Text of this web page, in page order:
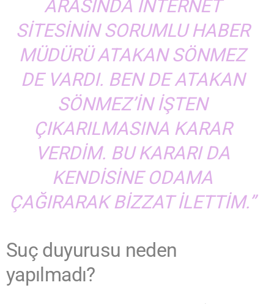
ARASINDA INTERNET
SITESININ SORUMLU HABER
MÜDÜRÜ ATAKAN SÖNMEZ
DE VARDI. BEN DE ATAKAN
SÖNMEZ’IN IŞTEN
ÇIKARILMASINA KARAR
VERDIM. BU KARARI DA
KENDISINE ODAMA
ÇAĞIRARAK BIZZAT ILETTIM.”
Suç duyurusu neden
yapılmadı?